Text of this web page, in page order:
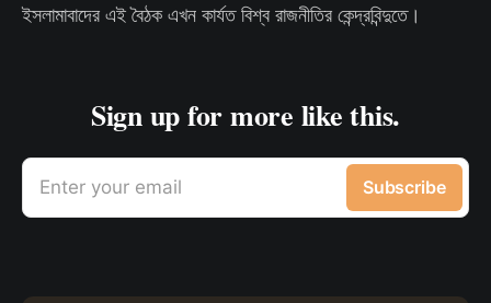
ইসলামাবাদের এই বৈঠক এখন কার্যত বিশ্ব রাজনীতির কেন্দ্রবিন্দুতে।
Sign up for more like this.
Enter your email Subscribe